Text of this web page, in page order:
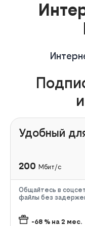
Удобный
200 Мбит/с
Общайтесь в
файлы без
-68 % на 2 мес.